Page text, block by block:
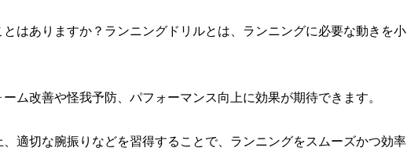
はありますか？ランニングドリルとは、 ランニングに必要な動きを小
ム改善や怪我予防、パフォーマンス向上に効果が期待できます。
適切な腕振りなどを習得することで、ランニングをスムーズかつ効率